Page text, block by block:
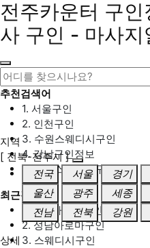
전주카운터 구
사 구인 - 마사지
추천검색어
1. 서울구인
2. 인천구인
3. 수원스웨디시구인
4. 강남구인정보
5. 동탄스웨디시구인
최근검색어
1. 일산마사지구인
2. 성남아로마구인
3. 스웨디시구인
지역
[ 전북-전주시 ]
전국
서울 경기
울산
광주 세종
전남
전북 강원
상세